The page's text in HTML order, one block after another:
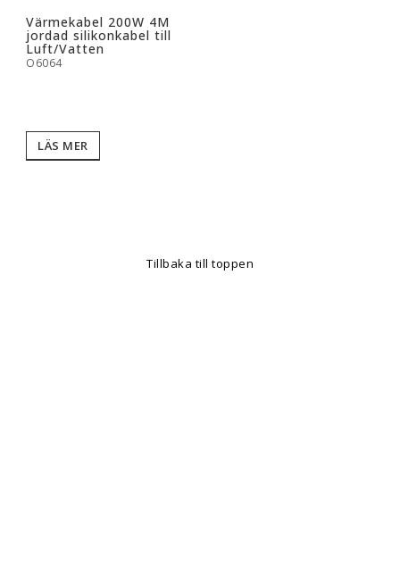
Värmekabel 200W 4M
jordad silikonkabel till
Luft/Vatten
O6064
LÄS MER
Tillbaka till toppen